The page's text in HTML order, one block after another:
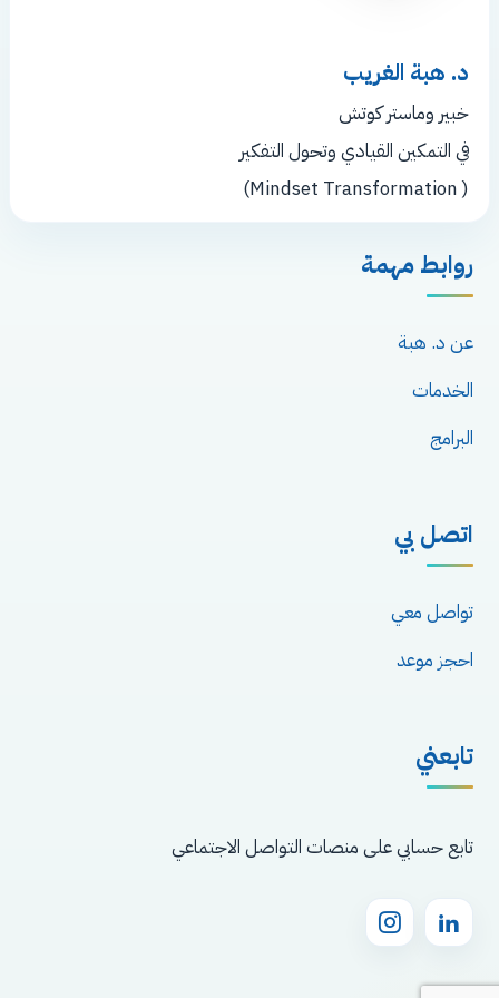
د. هبة الغريب
خبير وماستر كوتش
في التمكين القيادي وتحول التفكير
( Mindset Transformation)
روابط مهمة
عن د. هبة
الخدمات
البرامج
اتصل بي
تواصل معي
احجز موعد
تابعني
تابع حسابي على منصات التواصل الاجتماعي